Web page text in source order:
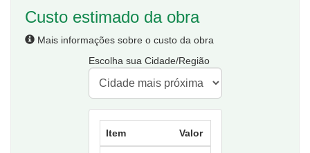
Custo estimado da obra
Mais informações sobre o custo da obra
Escolha sua Cidade/Região
Item Valor